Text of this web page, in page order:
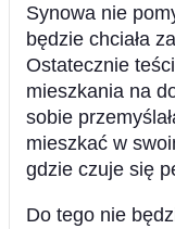
Synowa nie
będzie chciała
Ostatecznie
mieszkania na
sobie
mieszkać w
gdzie czuje się
Do tego nie